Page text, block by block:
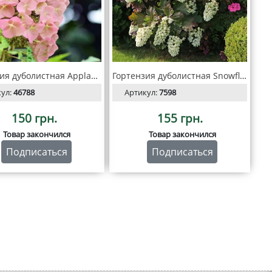
Гортензия дуболистная Applause
46788
150 грн.
Товар закончился
Подписаться
Гортензия дуболистная Snowflake
Артикул:7598
155 грн.
Товар закончился
Подписаться